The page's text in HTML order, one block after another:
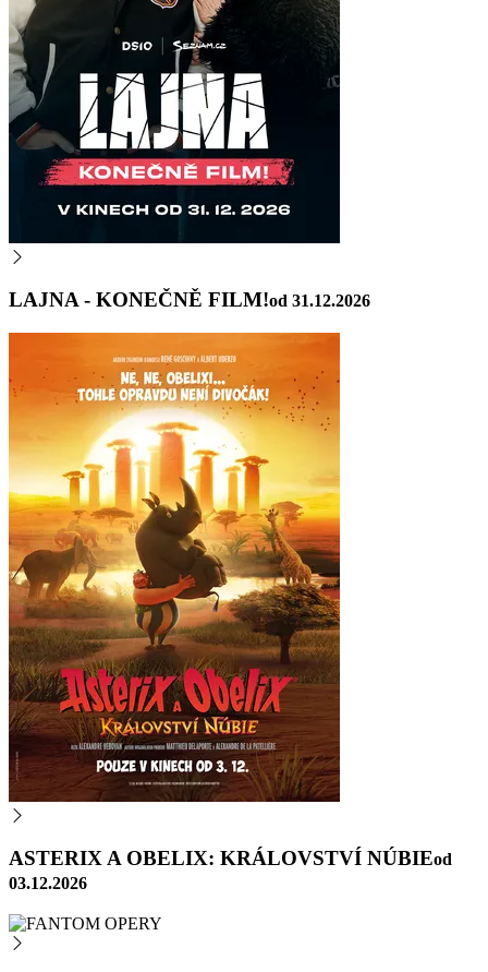
LAJNA - KONEČNĚ FILM!od 31.12.2026
ASTERIX A OBELIX: KRÁLOVSTVÍ NÚBIEod
03.12.2026